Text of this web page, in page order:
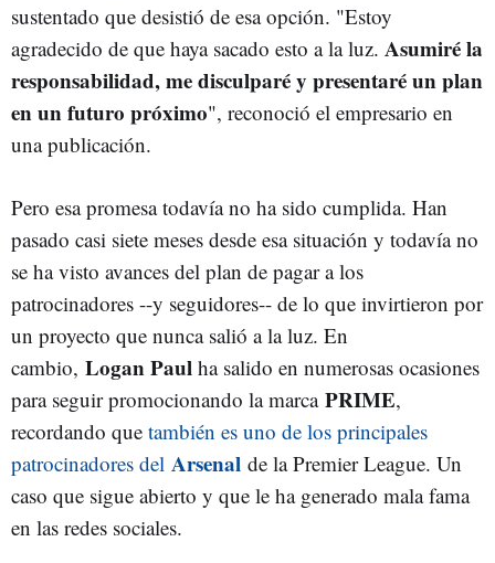
sustentado que desistió de esa opción. "Estoy
agradecido de que haya sacado esto a la luz. Asumiré la
responsabilidad, me disculparé y presentaré un plan
en un futuro próximo", reconoció el empresario en
una publicación.
Pero esa promesa todavía no ha sido cumplida. Han
pasado casi siete meses desde esa situación y todavía no
se ha visto avances del plan de pagar a los
patrocinadores --y seguidores-- de lo que invirtieron por
un proyecto que nunca salió a la luz. En
cambio, Logan Paul ha salido en numerosas ocasiones
para seguir promocionando la marca PRIME,
recordando que también es uno de los principales
patrocinadores del Arsenal de la Premier League. Un
caso que sigue abierto y que le ha generado mala fama
en las redes sociales.